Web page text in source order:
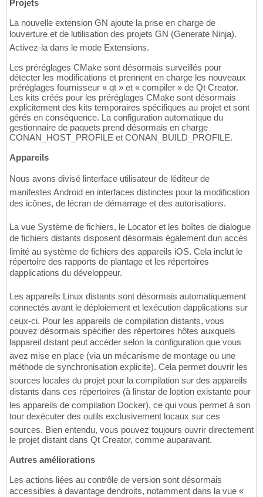
Projets
La nouvelle extension GN ajoute la prise en charge de
louverture et de lutilisation des projets GN (Generate Ninja).
Activez-la dans le mode Extensions.
Les préréglages CMake sont désormais surveillés pour
détecter les modifications et prennent en charge les nouveaux
préréglages fournisseur « qt » et « compiler » de Qt Creator.
Les kits créés pour les préréglages CMake sont désormais
explicitement des kits temporaires spécifiques au projet et sont
gérés en conséquence. La configuration automatique du
gestionnaire de paquets prend désormais en charge
CONAN_HOST_PROFILE et CONAN_BUILD_PROFILE.
Appareils
Nous avons divisé linterface utilisateur de léditeur de
manifestes Android en interfaces distinctes pour la modification
des icônes, de lécran de démarrage et des autorisations.
La vue Système de fichiers, le Locator et les boîtes de dialogue
de fichiers distants disposent désormais également dun accès
limité au système de fichiers des appareils iOS. Cela inclut le
répertoire des rapports de plantage et les répertoires
dapplications du développeur.
Les appareils Linux distants sont désormais automatiquement
connectés avant le déploiement et lexécution dapplications sur
ceux-ci. Pour les appareils de compilation distants, vous
pouvez désormais spécifier des répertoires hôtes auxquels
lappareil distant peut accéder selon la configuration que vous
avez mise en place (via un mécanisme de montage ou une
méthode de synchronisation explicite). Cela permet douvrir les
sources locales du projet pour la compilation sur des appareils
distants dans ces répertoires (à linstar de loption existante pour
les appareils de compilation Docker), ce qui vous permet à son
tour dexécuter des outils exclusivement locaux sur ces
sources. Bien entendu, vous pouvez toujours ouvrir directement
le projet distant dans Qt Creator, comme auparavant.
Autres améliorations
Les actions liées au contrôle de version sont désormais
accessibles à davantage dendroits, notamment dans la vue «